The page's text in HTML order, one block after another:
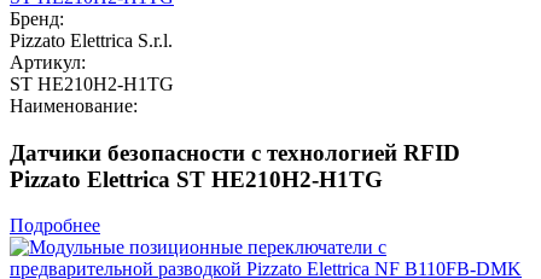
Бренд:
Pizzato Elettrica S.r.l.
Артикул:
ST HE210H2-H1TG
Наименование:
Датчики безопасности с технологией RFID
Pizzato Elettrica ST HE210H2-H1TG
Подробнее